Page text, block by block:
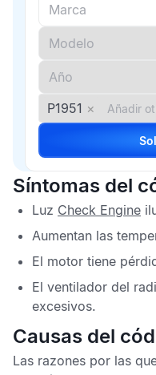
P1951 ×
Síntomas del
Luz Check Engine
Aumentan las
El motor tiene
El ventilador del
excesivos.
Causas del
Las razones por las